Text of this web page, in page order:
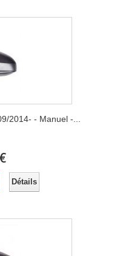
2014- - Manuel -...
Détails